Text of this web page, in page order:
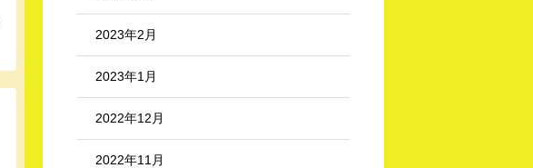
2023年2月
2023年1月
2022年12月
2022年11月